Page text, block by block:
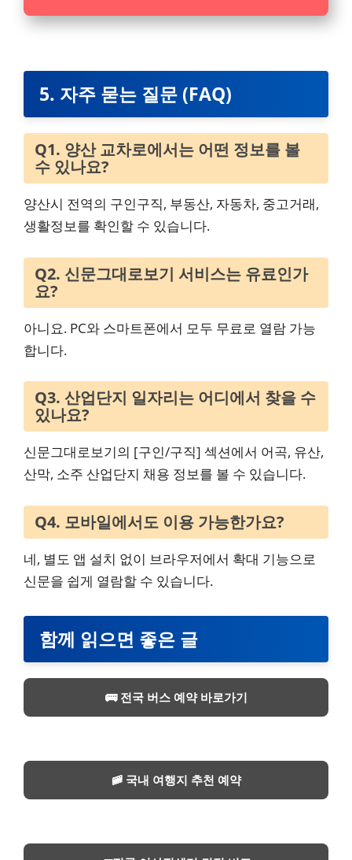
5. 자주 묻는 질문 (FAQ)
Q1. 양산 교차로에서는 어떤 정보를 볼
수 있나요?
양산시 전역의 구인구직, 부동산, 자동차, 중고거래,
생활정보를 확인할 수 있습니다.
Q2. 신문그대로보기 서비스는 유료인가
요?
아니요. PC와 스마트폰에서 모두 무료로 열람 가능
합니다.
Q3. 산업단지 일자리는 어디에서 찾을 수
있나요?
신문그대로보기의 [구인/구직] 섹션에서 어곡, 유산,
산막, 소주 산업단지 채용 정보를 볼 수 있습니다.
Q4. 모바일에서도 이용 가능한가요?
네, 별도 앱 설치 없이 브라우저에서 확대 기능으로
신문을 쉽게 열람할 수 있습니다.
함께 읽으면 좋은 글
🚌 전국 버스 예약 바로가기
🚞 국내 여행지 추천 예약